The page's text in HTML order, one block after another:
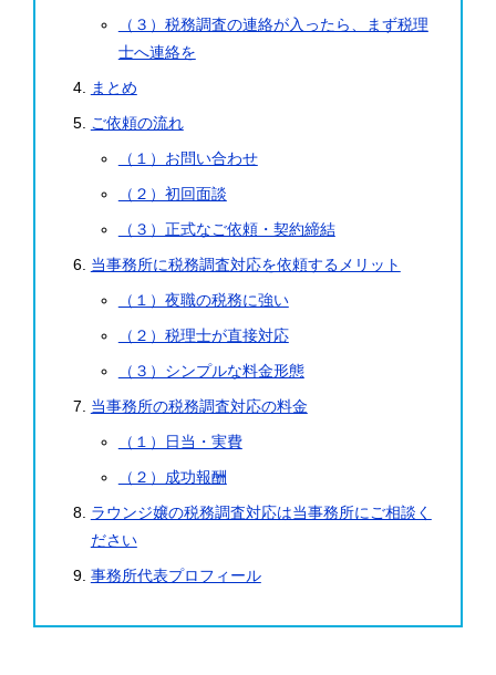
（３）税務調査の連絡が入ったら、まず税理
士へ連絡を
まとめ
ご依頼の流れ
（１）お問い合わせ
（２）初回面談
（３）正式なご依頼・契約締結
当事務所に税務調査対応を依頼するメリット
（１）夜職の税務に強い
（２）税理士が直接対応
（３）シンプルな料金形態
当事務所の税務調査対応の料金
（１）日当・実費
（２）成功報酬
ラウンジ嬢の税務調査対応は当事務所にご相談く
ださい
事務所代表プロフィール